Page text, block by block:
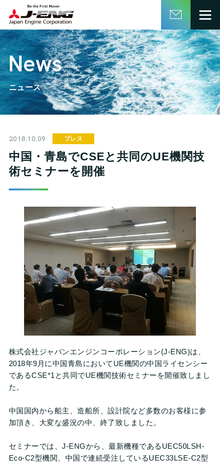
English
News
ニュース
2018.10.09 プレス
中国・青島でCSEと共同のUE機関技
術セミナーを開催
株式会社ジャパンエンジンコーポレーション(J-ENG)は、
2018年9月に中国青島においてUE機関の中国ライセンシー
であるCSE*1と共同でUE機関技術セミナーを開催致しまし
た。
中国国内から船主、造船所、設計院など多数のお客様に参
加頂き、大変な盛況の中、終了致しました。
セミナーでは、J-ENGから、最新機種であるUEC50LSH-
Eco-C2型機関、中国で連続受注しているUEC33LSE-C2型